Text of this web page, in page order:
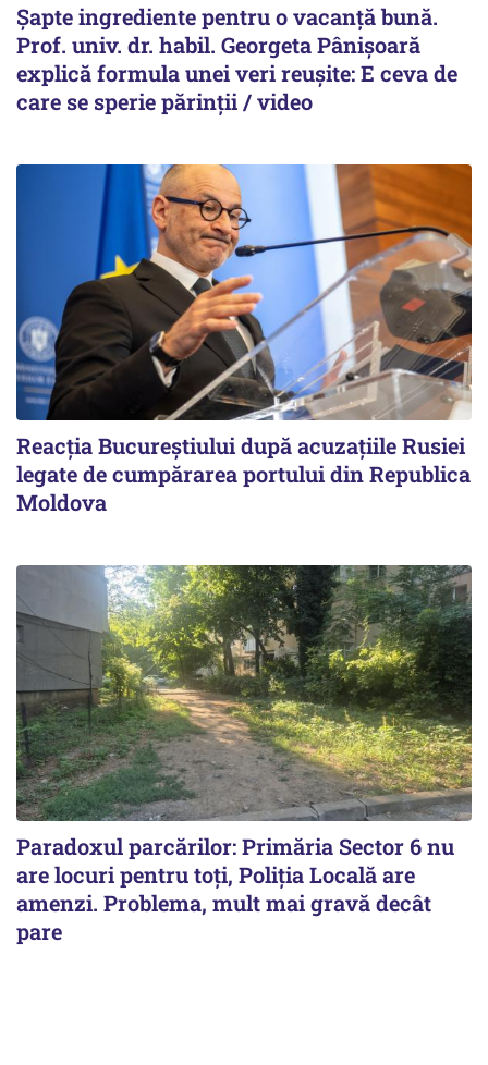
Șapte ingrediente pentru o vacanță bună.
Prof. univ. dr. habil. Georgeta Pânișoară
explică formula unei veri reușite: E ceva de
care se sperie părinții / video
Reacția Bucureștiului după acuzațiile Rusiei
legate de cumpărarea portului din Republica
Moldova
Paradoxul parcărilor: Primăria Sector 6 nu
are locuri pentru toți, Poliția Locală are
amenzi. Problema, mult mai gravă decât
pare